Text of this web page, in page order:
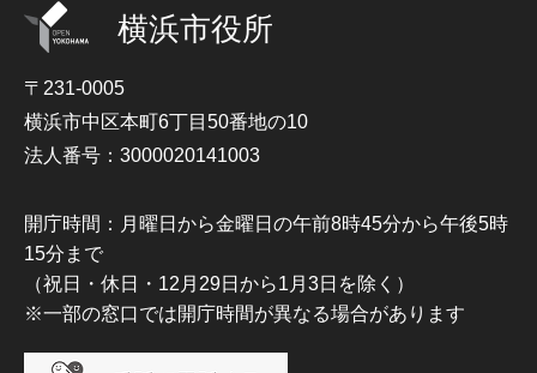
横浜市役所
〒231-0005
横浜市中区本町6丁目50番地の10
法人番号：3000020141003
開庁時間：月曜日から金曜日の午前8時45分から午後5時
15分まで
（祝日・休日・12月29日から1月3日を除く）
※一部の窓口では開庁時間が異なる場合があります